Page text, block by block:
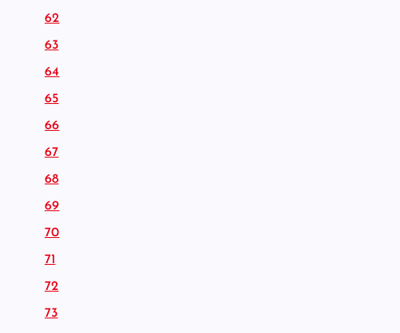
62
63
64
65
66
67
68
69
70
71
72
73